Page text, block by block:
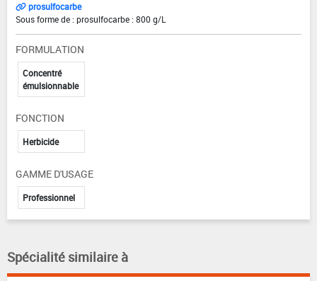
prosulfocarbe
Sous forme de : prosulfocarbe : 800 g/L
FORMULATION
Concentré
émulsionnable
FONCTION
Herbicide
GAMME D'USAGE
Professionnel
Spécialité similaire à